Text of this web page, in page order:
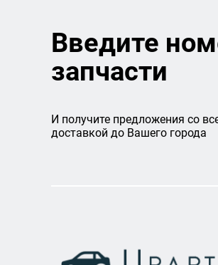
Введите
запчасти
И получите предложения со
доставкой до Вашего города